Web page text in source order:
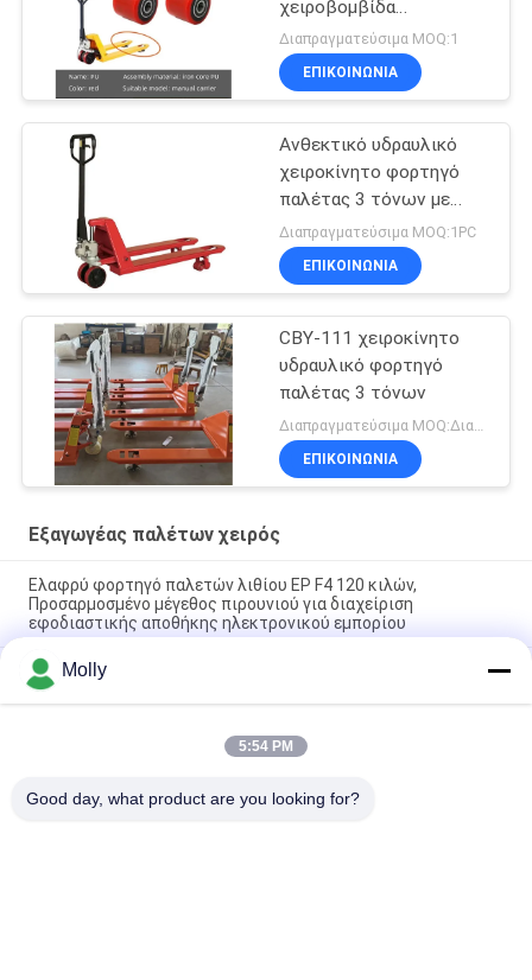
χειροβομβίδα
Πολυδιάστατο
Διαπραγματεύσιμα MOQ:1
ΕΠΙΚΟΙΝΩΝΙΑ
Ανθεκτικό υδραυλικό
χειροκίνητο φορτηγό
παλέτας 3 τόνων με
τροχό νάιλον
Διαπραγματεύσιμα MOQ:1PC
ΕΠΙΚΟΙΝΩΝΙΑ
CBY-111 χειροκίνητο
υδραυλικό φορτηγό
παλέτας 3 τόνων
ΕΠΙΚΟΙΝΩΝΙΑ
Εξαγωγέας παλέτων χειρός
Ελαφρύ φορτηγό παλετών λιθίου EP F4 120 κιλών,
Προσαρμοσμένο μέγεθος πιρουνιού για διαχείριση
εφοδιαστικής αποθήκης ηλεκτρονικού εμπορίου
Υδραυλική συσκευή βαρέων επιβαρύνσεων CBY‐11 για
αποθήκες
CBY-5N 5 τόνων βαρύ φορτηγό χειροκίνητων παλέτων με
χωρητικότητα 5000KG και τροχούς νάιλον από υψηλής
Molly
5:54 PM
Good day, what product are you looking for?